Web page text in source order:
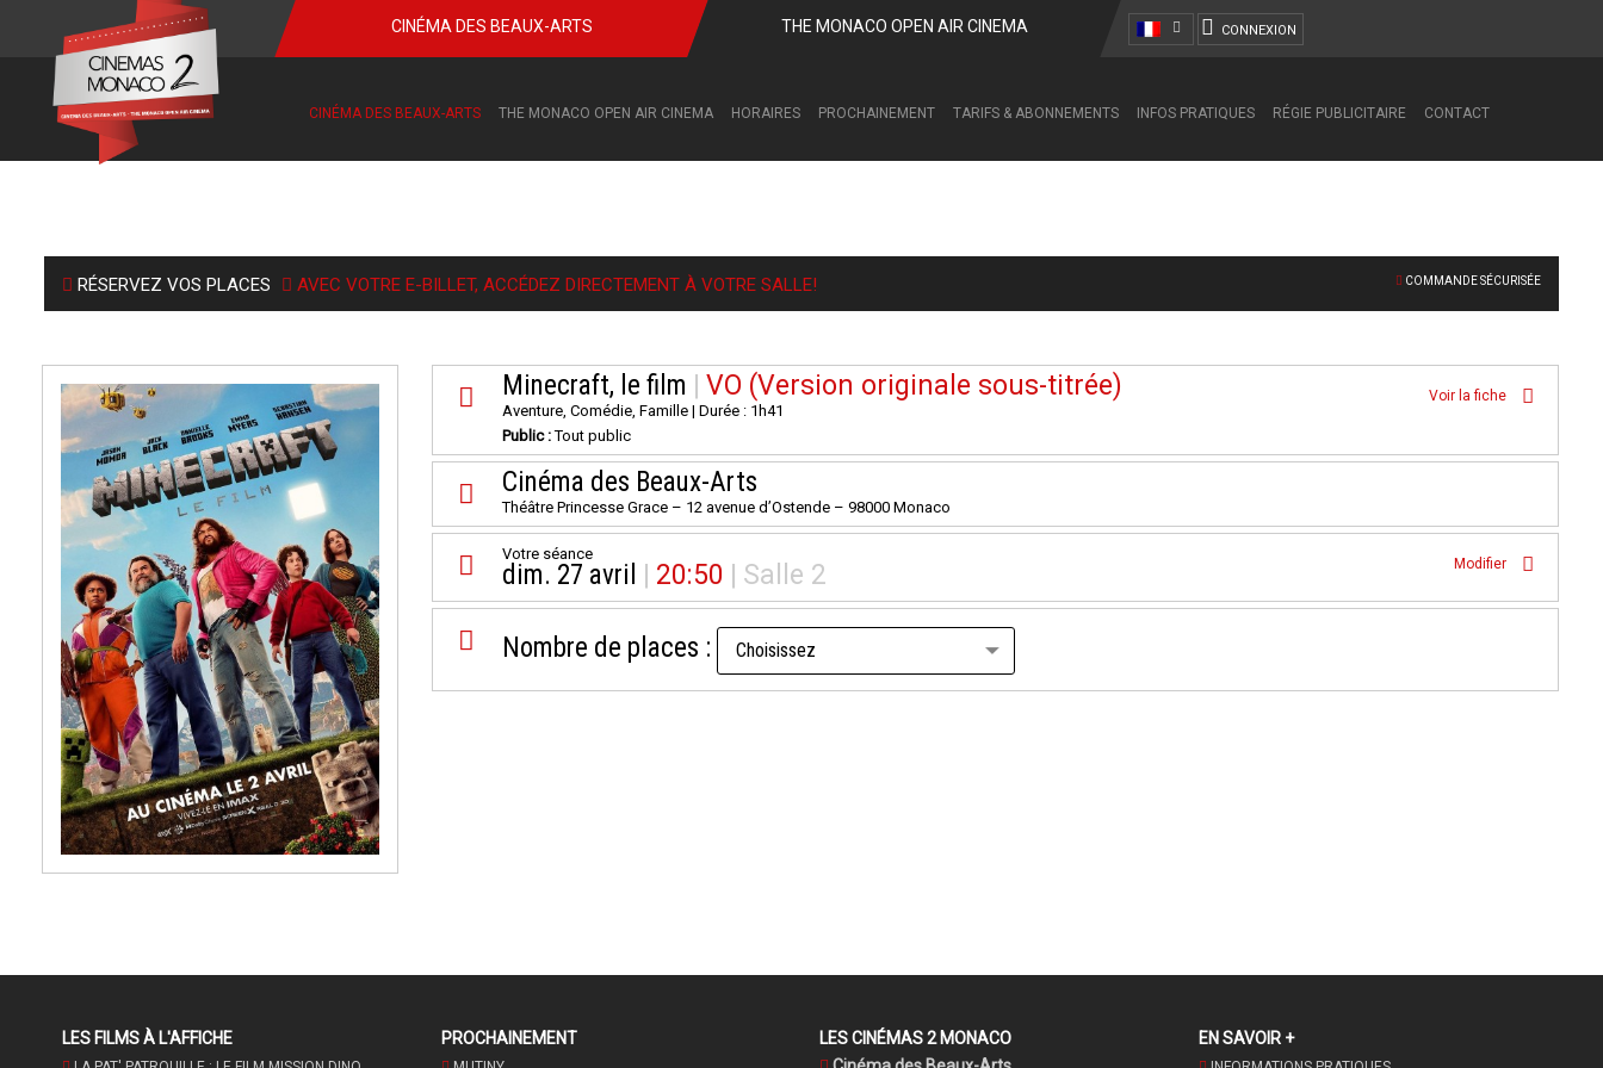
CINÉMA DES BEAUX-ARTS THE MONACO OPEN AIR CINEMA CONNEXION
CINÉMA DES BEAUX-ARTS THE MONACO OPEN AIR CINEMA HORAIRES PROCHAINEMENT TARIFS & ABONNEMENTS INFOS PRATIQUES RÉGIE PUBLICITAIRE CONTACT
RÉSERVEZ VOS PLACES AVEC VOTRE E-BILLET, ACCÉDEZ DIRECTEMENT À VOTRE SALLE! COMMANDE SÉCURISÉE
Minecraft, le film VO (Version originale sous-titrée)
Aventure, Comédie, Famille | Durée : 1h41
Public :Tout public
Voir la fiche
Cinéma des Beaux-Arts
Théâtre Princesse Grace – 12 avenue d’Ostende – 98000 Monaco
Votre séance
dim. 27 avril 20:50 Salle 2 Modifier
Nombre de places :
LES FILMS À L'AFFICHE PROCHAINEMENT
LES CINÉMAS 2 MONACO
EN SAVOIR +